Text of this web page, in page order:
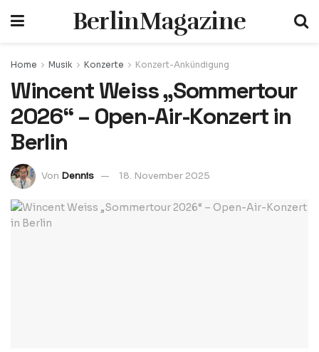
BerlinMagazine
Home Musik Konzerte Konzert-Ankündigung
Wincent Weiss „Sommertour
2026“ – Open-Air-Konzert in
Berlin
Von Dennis 18. November 2025